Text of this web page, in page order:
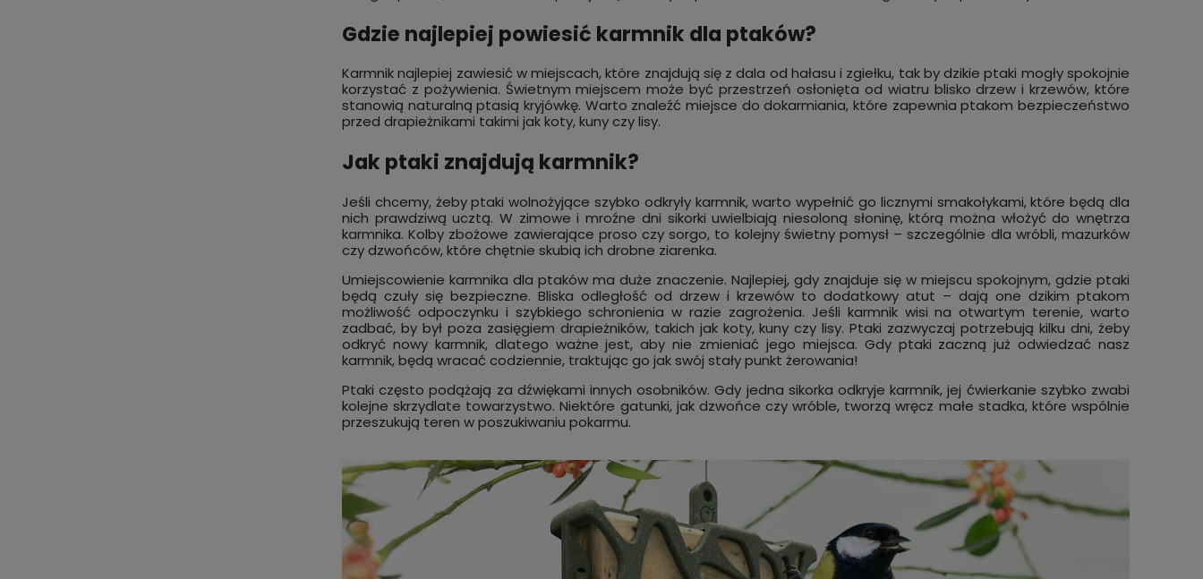
Gdzie najlepiej powiesić karmnik dla ptaków?
Karmnik najlepiej zawiesić w miejscach, które znajdują się z dala od hałasu i zgiełku, tak by dzikie ptaki mogły spokojnie
korzystać z pożywienia. Świetnym miejscem może być przestrzeń osłonięta od wiatru blisko drzew i krzewów, które
stanowią naturalną ptasią kryjówkę. Warto znaleźć miejsce do dokarmiania, które zapewnia ptakom bezpieczeństwo
przed drapieżnikami takimi jak koty, kuny czy lisy.
Jak ptaki znajdują karmnik?
Jeśli chcemy, żeby ptaki wolnożyjące szybko odkryły karmnik, warto wypełnić go licznymi smakołykami, które będą dla
nich prawdziwą ucztą. W zimowe i mroźne dni sikorki uwielbiają niesoloną słoninę, którą można włożyć do wnętrza
karmnika. Kolby zbożowe zawierające proso czy sorgo, to kolejny świetny pomysł – szczególnie dla wróbli, mazurków
czy dzwońców, które chętnie skubią ich drobne ziarenka.
Umiejscowienie karmnika dla ptaków ma duże znaczenie. Najlepiej, gdy znajduje się w miejscu spokojnym, gdzie ptaki
będą czuły się bezpieczne. Bliska odległość od drzew i krzewów to dodatkowy atut – dają one dzikim ptakom
możliwość odpoczynku i szybkiego schronienia w razie zagrożenia. Jeśli karmnik wisi na otwartym terenie, warto
zadbać, by był poza zasięgiem drapieżników, takich jak koty, kuny czy lisy. Ptaki zazwyczaj potrzebują kilku dni, żeby
odkryć nowy karmnik, dlatego ważne jest, aby nie zmieniać jego miejsca. Gdy ptaki zaczną już odwiedzać nasz
karmnik, będą wracać codziennie, traktując go jak swój stały punkt żerowania!
Ptaki często podążają za dźwiękami innych osobników. Gdy jedna sikorka odkryje karmnik, jej ćwierkanie szybko zwabi
kolejne skrzydlate towarzystwo. Niektóre gatunki, jak dzwońce czy wróble, tworzą wręcz małe stadka, które wspólnie
przeszukują teren w poszukiwaniu pokarmu.